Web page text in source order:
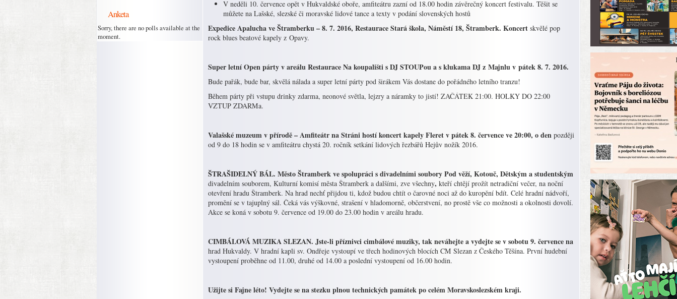
Anketa
Sorry, there are no polls available at the
moment.
V neděli 10. července opět v Hukvaldské oboře, amfiteátru zazní od 18.00 hodin závěrečný koncert festivalu. Těšit se
můžete na Lašské, slezské či moravské lidové tance a texty v podání slovenských hostů
Expedice Apalucha ve Štramberku – 8. 7. 2016, Restaurace Stará škola, Náměstí 18, Štramberk. Koncert skvělé pop
rock blues beatové kapely z Opavy.
Super letní Open párty v areálu Restaurace Na koupališti s DJ STOUPou a s klukama DJ z Majnlu v pátek 8. 7. 2016.
Bude pařák, bude bar, skvělá nálada a super letní párty pod širákem Vás dostane do pořádného letního tranzu!
Během párty při vstupu drinky zdarma, neonové světla, lejzry a náramky to jistí! ZAČÁTEK 21:00. HOLKY DO 22:00
VZTUP ZDARMa.
Valašské muzeum v přírodě – Amfiteátr na Stráni hostí koncert kapely Fleret v pátek 8. července ve 20:00, o den později
od 9 do 18 hodin se v amfiteátru chystá 20. ročník setkání lidových řezbářů Hejův nožík 2016.
ŠTRAŠIDELNÝ BÁL. Město Štramberk ve spolupráci s divadelními soubory Pod věží, Kotouč, Dětským a studentským
divadelním souborem, Kulturní komisí města Štramberk a dalšími, zve všechny, kteří chtějí prožít netradiční večer, na noční
otevření hradu Štramberk. Na hrad nechť přijdou ti, kdož budou chtít o čarovné noci až do kuropění bdít. Celé hradní nádvoří,
promění se v tajuplný sál. Čeká vás výškovné, strašení v hladomorně, občerstvení, no prostě vše co možnosti a okolnosti dovolí.
Akce se koná v sobotu 9. července od 19.00 do 23.00 hodin v areálu hradu.
CIMBÁLOVÁ MUZIKA SLEZAN. Jste-li příznivci cimbálové muziky, tak neváhejte a vydejte se v sobotu 9. července na
hrad Hukvaldy. V hradní kapli sv. Ondřeje vystoupí ve třech hodinových blocích CM Slezan z Českého Těšína. První hudební
vystoupení proběhne od 11.00, druhé od 14.00 a poslední vystoupení od 16.00 hodin.
Užijte si Fajne léto! Vydejte se na stezku plnou technických památek po celém Moravskoslezském kraji.